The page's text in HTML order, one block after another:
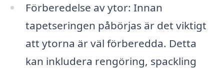
Förberedelse av ytor: Innan
tapetseringen påbörjas är det viktigt
att ytorna är väl förberedda. Detta
kan inkludera rengöring, spackling